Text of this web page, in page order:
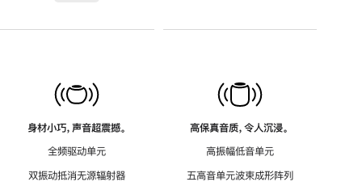
身材小巧，声音超震撼。
全频驱动单元
双振动抵消无源辐射器
高保真音质，令人沉浸。
高振幅低音单元
五高音单元波束成形阵列